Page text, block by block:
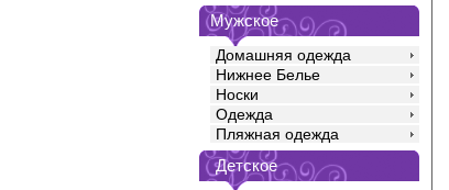
Мужское
Домашняя одежда
Нижнее Белье
Носки
Одежда
Пляжная одежда
Детское